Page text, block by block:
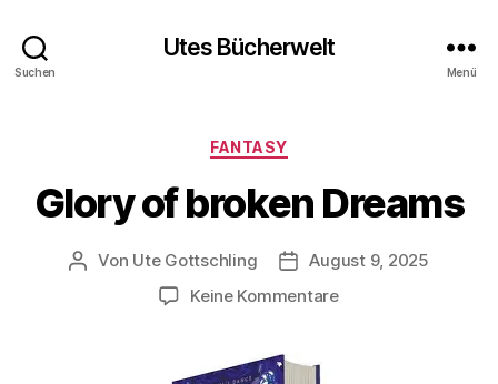
Suchen
Utes Bücherwelt
Menü
Kategorien
FANTASY
Glory of broken Dreams
Beitragsautor
Von Ute Gottschling Veröffentlichungsdatum
August 9, 2025
Keine Kommentarezu